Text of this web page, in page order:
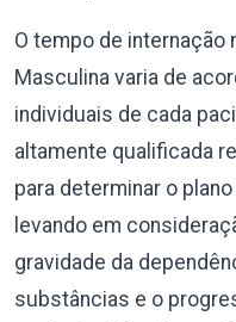
O tempo de internação
Masculina varia de
individuais de cada
altamente qualificada
para determinar o
levando em
gravidade da
substâncias e o